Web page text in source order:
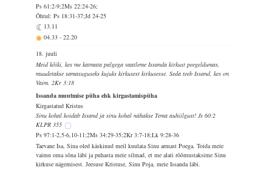
Ps 61:2-9;2Ms 22:24-26;
Õhtul: Ps 18:31-37;Jd 24-25
13.11
04.33-22.20
18. juuli
Meid kõiki, kes me katmata palgega vaatleme Issanda kirkust peegeldumas,
muudetakse samasuguseks kujuks kirkusest kirkusesse. Seda teeb Issand, kes on
Vaim. 2Kr 3:18
Issanda muutmise püha ehk kirgastamispüha
Kirgastatud Kristus
Sinu kohal koidab Issand ja sinu kohal nähakse Tema auhiilgust! Js 60:2
KLPR 355
Ps 97:1-2,5-6,10-11;2Ms 34:29-35;2Kr 3:7-18;Lk 9:28-36
Taevane Isa, Sina oled käskinud meil kuulata Sinu armast Poega. Toida meie
vaimu oma sõna läbi ja puhasta meie silmad, et me alati rõõmustaksime Sinu
kirkuse nägemisest. Jeesuse Kristuse, Sinu Poja, meie Issanda läbi.